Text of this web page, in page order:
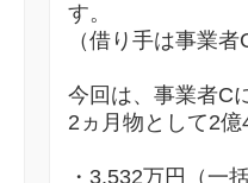
す。
（借り手は事業者
今回は、事業者C
2ヵ月物として2
・3,532万円（一